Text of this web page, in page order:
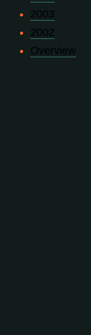
2003
2002
Overview